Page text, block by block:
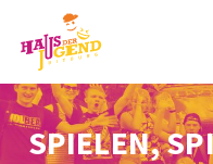
SPIELEN,